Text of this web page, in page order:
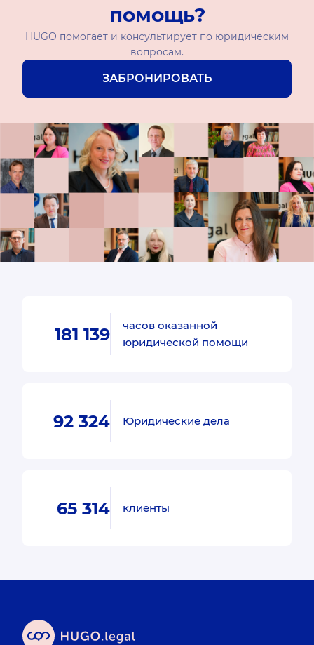
помощь?
HUGO помогает и консультирует по юридическим
вопросам.
ЗАБРОНИРОВАТЬ
181 139
часов оказанной
юридической помощи
92 324 Юридические дела
65 314 клиенты